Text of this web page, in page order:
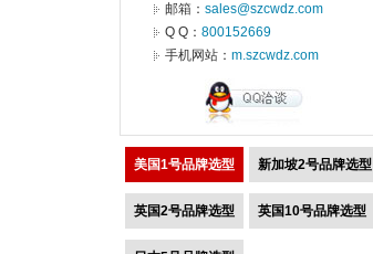
邮箱： sales@szcwdz.com
Q Q： 800152669
手机网站： m.szcwdz.com
美国1号品牌选型 新加坡2号品牌选型
英国2号品牌选型 英国10号品牌选型